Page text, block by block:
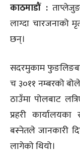
काठमाडौं :
लाग्दा चारजनाको
छन्।
सदरमुकाम
च ३०११ नम्बरको
ठाउँमा पोलबाट
प्रहरी
बस्नेतले जानकारी
लागेको थियो।